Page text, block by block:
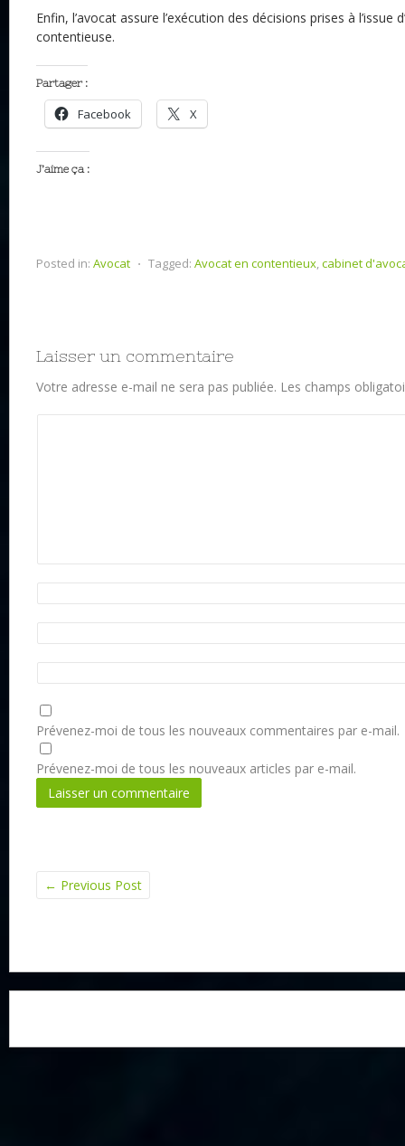
Enfin, l’avocat assure l’exécution des décisions prises à l’issue
contentieuse.
Partager :
Facebook X
J’aime ça :
Posted in: Avocat ⋅ Tagged: Avocat en contentieux,cabinet
Laisser un commentaire
Votre adresse e-mail ne sera pas publiée. Les champs
Prévenez-moi de tous les nouveaux commentaires par e-mail.
Prévenez-moi de tous les nouveaux articles par e-mail.
← Previous Post